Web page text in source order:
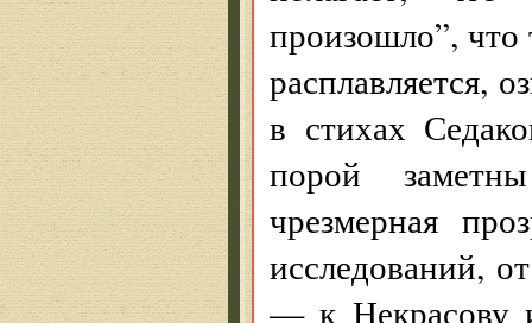
произошло”, что
расплавляется,
в стихах
порой
чрезмерная
исследований,
— к Некрасову